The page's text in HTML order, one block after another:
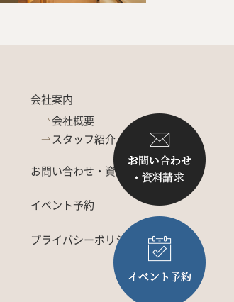
会社案内
会社概要
スタッフ紹介
お問い合わせ・資料請求
イベント予約
プライバシーポリシー